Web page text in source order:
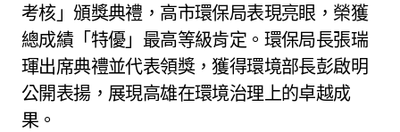
考核」頒獎典禮，高市環保局表現亮眼，榮獲
總成績「特優」最高等級肯定。環保局長張瑞
琿出席典禮並代表領獎，獲得環境部長彭啟明
公開表揚，展現高雄在環境治理上的卓越成
果。